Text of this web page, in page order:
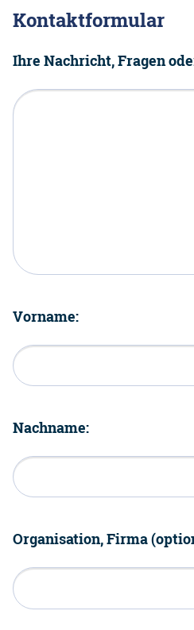
Kontaktformular
Ihre Nachricht, Fragen
Vorname:
Nachname:
Organisation, Firma